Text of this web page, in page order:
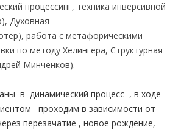
процессинг, техника инверсивной
Духовная
работа с метафорическими
по методу Хелингера, Структурная
Минченков).
в динамический процесс , в ходе
проходим в зависимости от
перезачатие , новое рождение,